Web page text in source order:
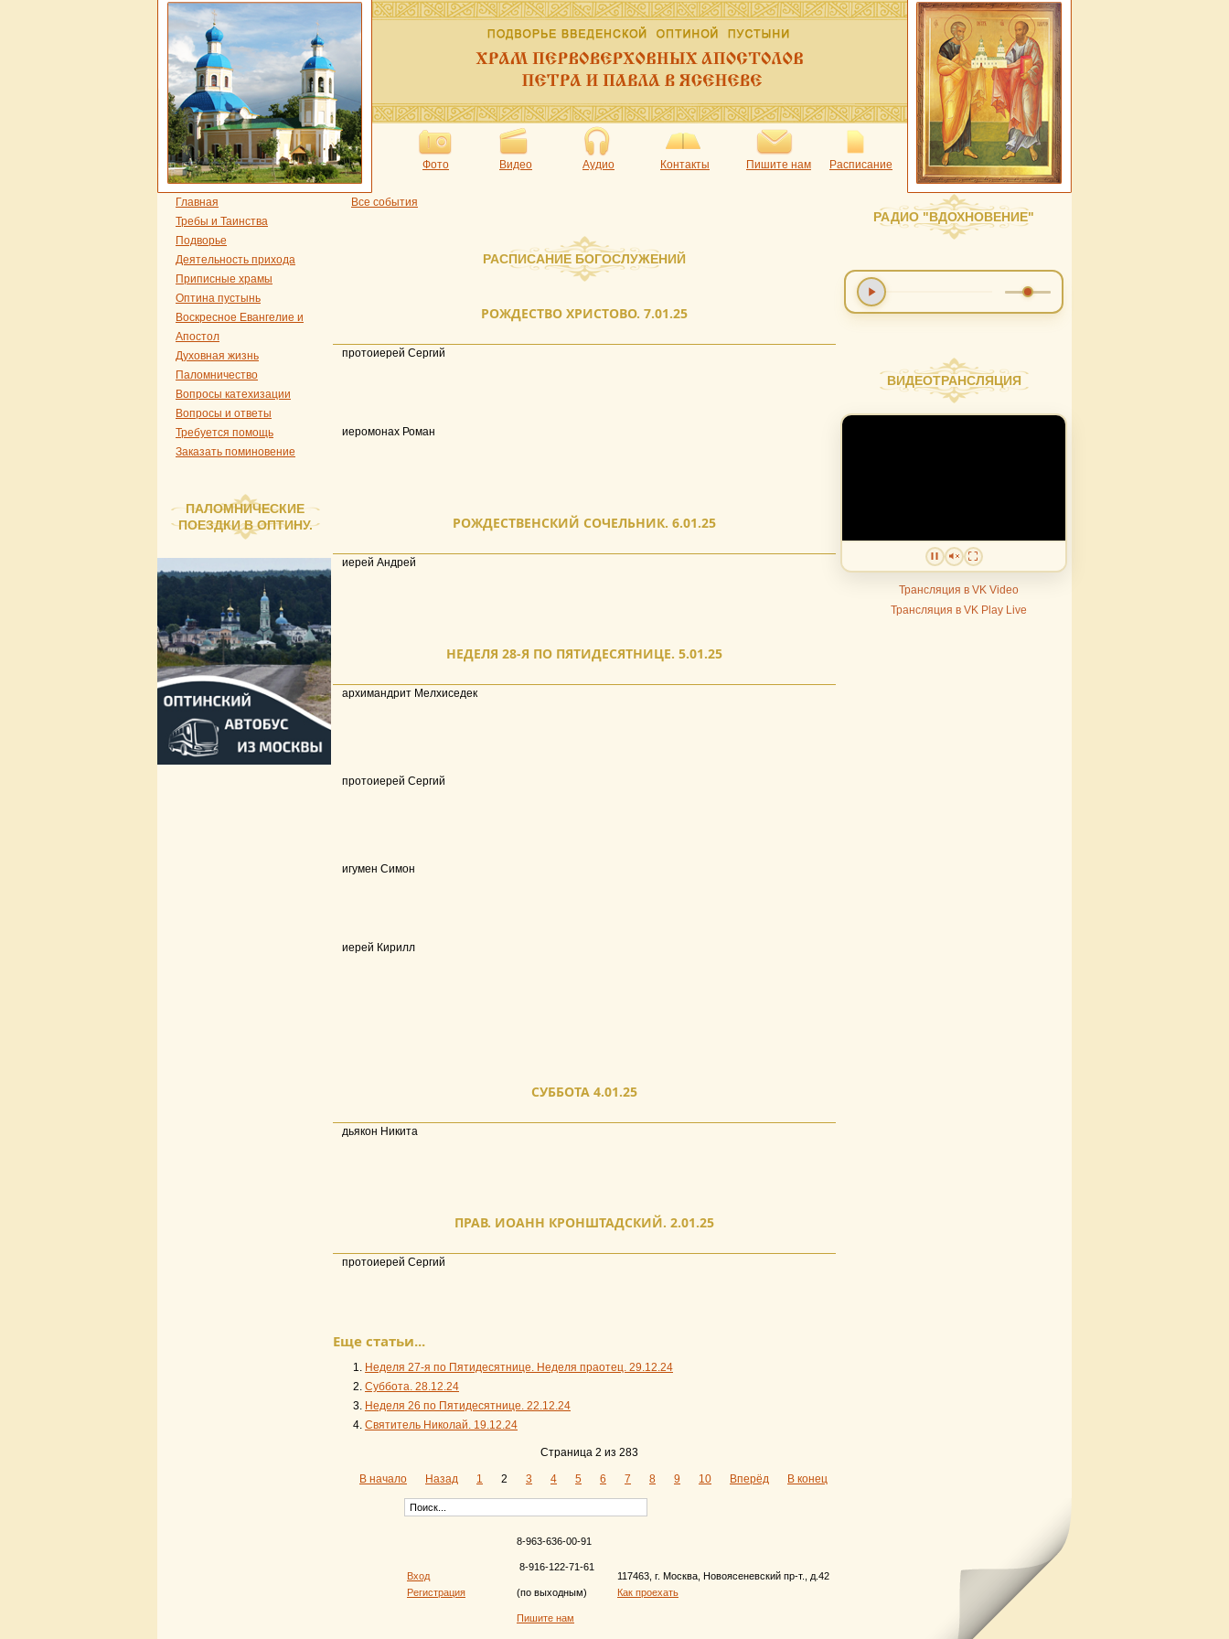
Фото Видео Аудио Контакты Пишите нам Расписание
Главная
Требы и Таинства
Подворье
Деятельность прихода
Приписные храмы
Оптина пустынь
Воскресное Евангелие и
Апостол
Духовная жизнь
Паломничество
Вопросы катехизации
Вопросы и ответы
Требуется помощь
Заказать поминовение
ПАЛОМНИЧЕСКИЕ
ПОЕЗДКИ В ОПТИНУ.
Все события
РАСПИСАНИЕ БОГОСЛУЖЕНИЙ
РОЖДЕСТВО ХРИСТОВО. 7.01.25
протоиерей Сергий
иеромонах Роман
РОЖДЕСТВЕНСКИЙ СОЧЕЛЬНИК. 6.01.25
иерей Андрей
НЕДЕЛЯ 28-Я ПО ПЯТИДЕСЯТНИЦЕ. 5.01.25
архимандрит Мелхиседек
протоиерей Сергий
игумен Симон
иерей Кирилл
СУББОТА 4.01.25
дьякон Никита
ПРАВ. ИОАНН КРОНШТАДСКИЙ. 2.01.25
протоиерей Сергий
Еще статьи...
Неделя 27-я по Пятидесятнице. Неделя праотец. 29.12.24
Суббота. 28.12.24
Неделя 26 по Пятидесятнице. 22.12.24
Святитель Николай. 19.12.24
Страница 2 из 283
В начало Назад 1 2 3 4 5 6 7 8 9 10 Вперёд В конец
РАДИО "ВДОХНОВЕНИЕ"
ВИДЕОТРАНСЛЯЦИЯ
Трансляция в VK Video
Трансляция в VK Play Live
Вход
Регистрация
8-963-636-00-91
8-916-122-71-61
(по выходным)
Пишите нам
117463, г. Москва, Новоясеневский пр-т., д.42
Как проехать